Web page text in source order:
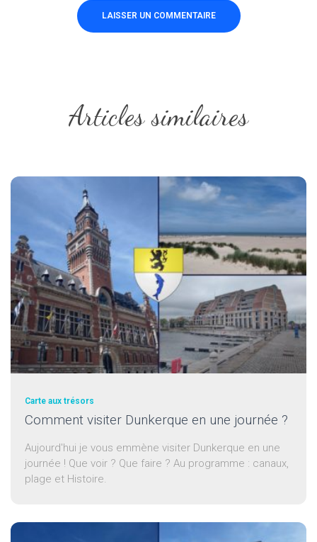
Articles similaires
Carte aux trésors
Comment visiter Dunkerque en une journée ?
Aujourd'hui je vous emmène visiter Dunkerque en une
journée ! Que voir ? Que faire ? Au programme : canaux,
plage et Histoire.